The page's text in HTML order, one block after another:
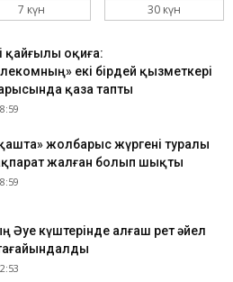
7 күн 30 күн
қайғылы оқиға:
екі бірдей қызметкері
қаза тапты
жолбарыс жүргені туралы
жалған болып шықты
Әуе күштерінде алғаш рет әйел